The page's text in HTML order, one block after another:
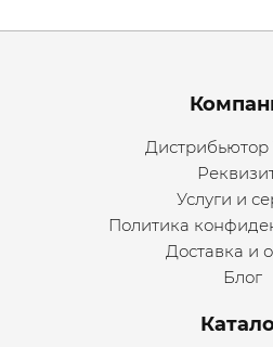
Menu
Дистрибьютор
Услуги и
Политика
Доставка и
Блог